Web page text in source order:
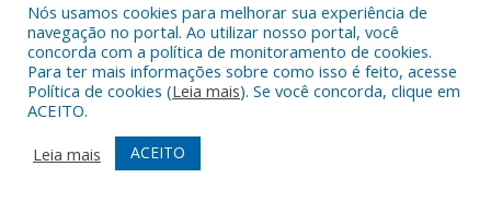
Todos os direitos reservados a Prefeitura Municipal de Igarapé-
Miri.
Mapa do Site
Acessar Área Administrativa
Acessar Webmail
Nós usamos cookies para melhorar sua experiência de
navegação no portal. Ao utilizar nosso portal, você
concorda com a política de monitoramento de cookies.
Para ter mais informações sobre como isso é feito, acesse
Política de cookies (Leia mais). Se você concorda, clique em
ACEITO.
Leia mais
ACEITO